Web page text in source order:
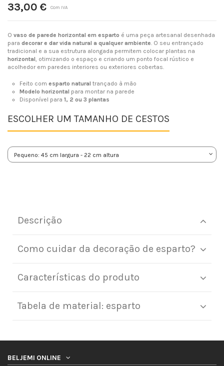
33,00 € Com IVA
O vaso de parede horizontal em esparto é uma peça artesanal desenhada
para decorar e dar vida natural a qualquer ambiente. O seu entrançado
tradicional e a sua estrutura alongada permitem colocar plantas na
horizontal, otimizando o espaço e criando um ponto focal rústico e
acolhedor em paredes interiores ou exteriores cobertas.
Feito com esparto natural trançado à mão
Modelo horizontal para montar na parede
Disponível para 1, 2 ou 3 plantas
ESCOLHER UM TAMANHO DE CESTOS
Descrição
Como cuidar da decoração de esparto?
Características do produto
Tabela de material: esparto
BELJEMI ONLINE